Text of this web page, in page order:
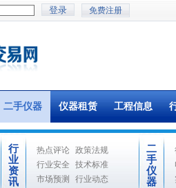
免费注册
二手仪器 仪器租赁 工程信息
行
业
资
讯
热点评论 政策法规
行业安全
技术标准
市场预测
行业动态
二
手
仪
器